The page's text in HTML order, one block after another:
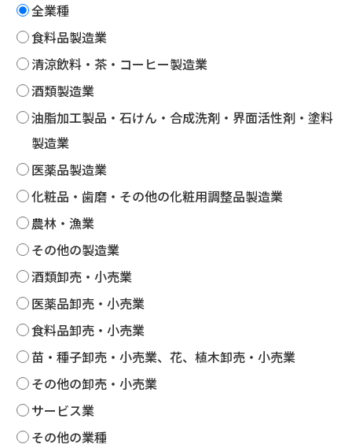
全業種
食料品製造業
清涼飲料・茶・コーヒー製造業
酒類製造業
油脂加工製品・石けん・合成洗剤・界面活性剤・塗料
製造業
医薬品製造業
化粧品・歯磨・その他の化粧用調整品製造業
農林・漁業
その他の製造業
酒類卸売・小売業
医薬品卸売・小売業
食料品卸売・小売業
苗・種子卸売・小売業、花、植木卸売・小売業
その他の卸売・小売業
サービス業
その他の業種